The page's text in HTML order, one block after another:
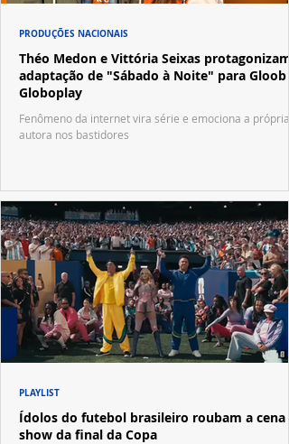
Théo Medon e Vittória Seixas protagonizam
adaptação de "Sábado à Noite" para Gloob e
Globoplay
Fenômeno da internet vira série e emociona a própria
autora nos bastidores
PRODUÇÕES NACIONAIS
Ídolos do futebol brasileiro roubam a cena
show da final da Copa
PLAYLIST